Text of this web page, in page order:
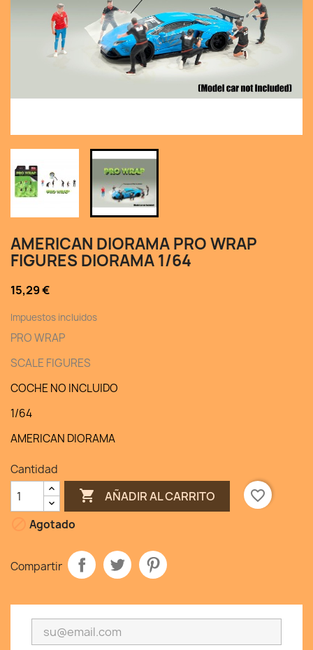
AMERICAN DIORAMA PRO WRAP
FIGURES DIORAMA 1/64
15,29 €
Impuestos incluidos
PRO WRAP
SCALE FIGURES
COCHE NO INCLUIDO
1/64
AMERICAN DIORAMA
Cantidad
 AÑADIR AL CARRITO
favorite_border
Agotado
Compartir